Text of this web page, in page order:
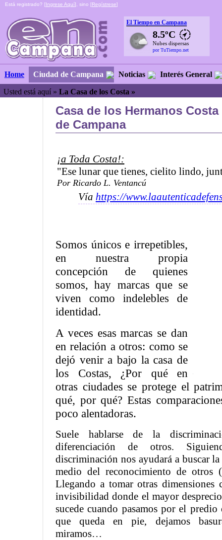
Está registrado? [Ingrese Aquí], sino [Regístrese]
El Tiempo en Campana
8.5ºC
Nubes dispersas
por TuTiempo.net
Home Ciudad de Campana Noticias Interés General
Usted está aquí » La Casa de los Costa »
Casa de los Hermanos
de Campana
¡a Toda Costa!:
"Ese lunar que tienes, cielito lindo,
Por Ricardo L. Ventancú
Vía https://
Somos únicos e irrepetibles,
en nuestra propia
concepción de quienes
somos, hay marcas que se
viven como indelebles de
identidad.
A veces esas marcas se dan
en relación a otros: como se
dejó venir a bajo la casa de
los Costas, ¿Por qué en
otras ciudades se protege el
qué, por qué? Estas
poco alentadoras.
Suele hablarse de la
diferenciación de otros.
discriminación nos ayudará a buscar
medio del reconocimiento de otros
Llegando a tomar otras dimensiones
invisibilidad donde el mayor
sucede cuando pasamos por el
que queda en pie, dejamos
miramos…